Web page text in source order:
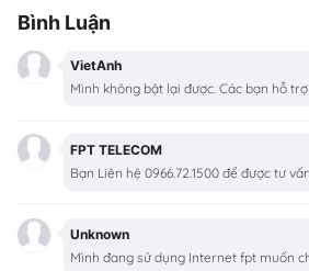
Bình Luận
VietAnh
Mình không bật lại được. Các bạn hỗ trợ
FPT TELECOM
Bạn Liên hệ 0966.72.1500 để được tư vấn
Unknown
Mình đang sử dụng Internet fpt muốn